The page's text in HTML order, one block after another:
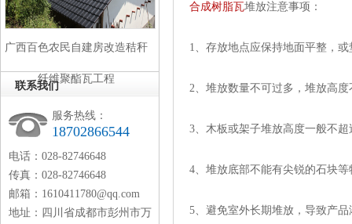
合成树脂瓦堆放注意事项：
1、存放地点应保持地面平整，
2、堆放数量不可过多，堆放高度
3、木板或架子堆放高度一般不超
4、堆放底部不能有尖锐的石块等
5、避免室外长期堆放，导致产
广西百色农民自建房改造秸秆
纤维聚酯瓦工程
联系我们
服务热线：
18702866544
电话：028-82746648
传真：028-82746648
邮箱：1610411780@qq.com
地址：四川省成都市彭州市万